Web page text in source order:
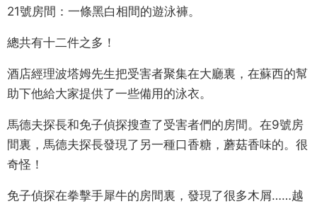
21號房間：一條黑白相間的遊泳褲。
總共有十二件之多！
酒店經理波塔姆先生把受害者聚集在大廳裏，在蘇西的幫
助下他給大家提供了一些備用的泳衣。
馬德夫探長和免子偵探搜查了受害者們的房間。在9號房
間裏，馬德夫探長發現了另一種口香糖，蘑菇香味的。很
奇怪！
免子偵探在拳擊手犀牛的房間裏，發現了很多木屑……越